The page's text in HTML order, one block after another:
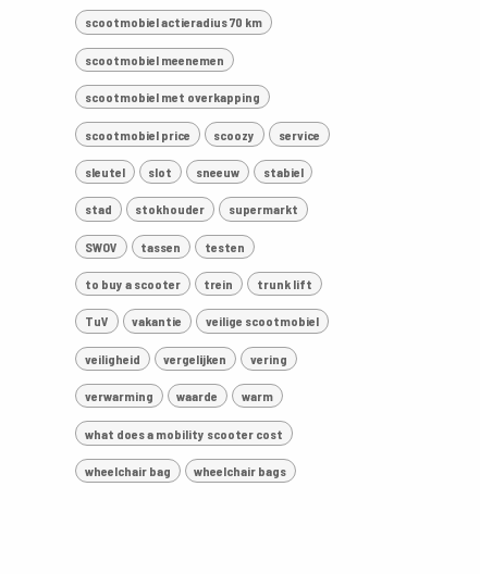
scootmobiel actieradius 70 km
scootmobiel meenemen
scootmobiel met overkapping
scootmobiel price scoozy service
sleutel slot sneeuw stabiel
stad stokhouder supermarkt
SWOV tassen testen
to buy a scooter trein trunk lift
TuV vakantie veilige scootmobiel
veiligheid vergelijken vering
verwarming waarde warm
what does a mobility scooter cost
wheelchair bag wheelchair bags